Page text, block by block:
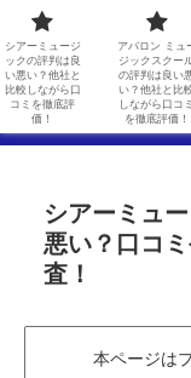
シアーミュ
悪い？口コ
査！
本ページは
シアーミュージ
ックの評判は良
い悪い？他社と
比較しながら口
コミを徹底評
価！
アバロン ミュ
ジックスクー
の評判は良い
い？他社と比
しながら口コミ
を徹底評価！